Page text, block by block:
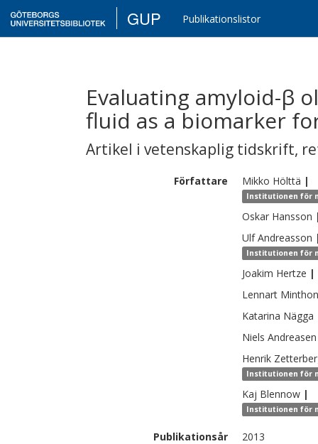
GUP Publikationslistor
Evaluating amyloid-β
fluid as a biomarker
Artikel i vetenskaplig tidskrift,
Författare Mikko Hölttä |
Institutionen för
Oskar Hansson
Ulf Andreasson
Institutionen för
Joakim Hertze |
Lennart Minthon
Katarina Nägga
Niels Andreasen
Henrik
Institutionen för
Kaj Blennow |
Institutionen för
Publikationsår
2013